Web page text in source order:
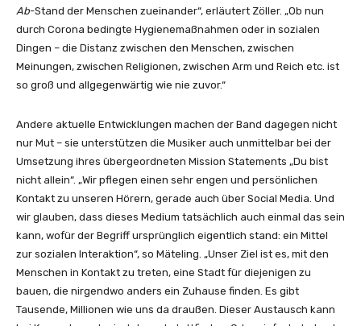
Ab-Stand der Menschen zueinander“, erläutert Zöller. „Ob nun
durch Corona bedingte Hygienemaßnahmen oder in sozialen
Dingen – die Distanz zwischen den Menschen, zwischen
Meinungen, zwischen Religionen, zwischen Arm und Reich etc. ist
so groß und allgegenwärtig wie nie zuvor.“
Andere aktuelle Entwicklungen machen der Band dagegen nicht
nur Mut – sie unterstützen die Musiker auch unmittelbar bei der
Umsetzung ihres übergeordneten Mission Statements „Du bist
nicht allein“. „Wir pflegen einen sehr engen und persönlichen
Kontakt zu unseren Hörern, gerade auch über Social Media. Und
wir glauben, dass dieses Medium tatsächlich auch einmal das sein
kann, wofür der Begriff ursprünglich eigentlich stand: ein Mittel
zur sozialen Interaktion“, so Mäteling. „Unser Ziel ist es, mit den
Menschen in Kontakt zu treten, eine Stadt für diejenigen zu
bauen, die nirgendwo anders ein Zuhause finden. Es gibt
Tausende, Millionen wie uns da draußen. Dieser Austausch kann